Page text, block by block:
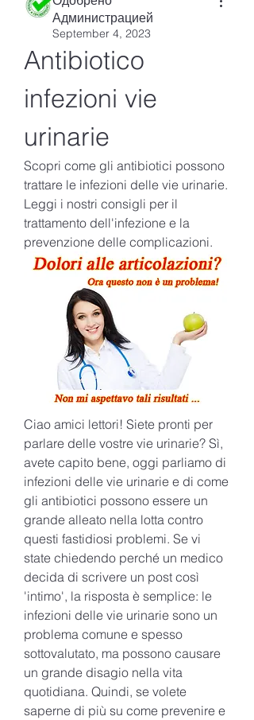
Администрацией
September 4, 2023
Antibiotico
infezioni vie
urinarie
Scopri come gli antibiotici possono
trattare le infezioni delle vie urinarie.
Leggi i nostri consigli per il
trattamento dell'infezione e la
prevenzione delle complicazioni.
Ciao amici lettori! Siete pronti per
parlare delle vostre vie urinarie? Sì,
avete capito bene, oggi parliamo di
infezioni delle vie urinarie e di come
gli antibiotici possono essere un
grande alleato nella lotta contro
questi fastidiosi problemi. Se vi
state chiedendo perché un medico
decida di scrivere un post così
'intimo', la risposta è semplice: le
infezioni delle vie urinarie sono un
problema comune e spesso
sottovalutato, ma possono causare
un grande disagio nella vita
quotidiana. Quindi, se volete
saperne di più su come prevenire e